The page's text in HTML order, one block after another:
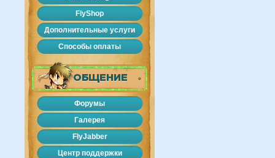
FlyShop
Дополнительные услуги
Способы оплаты
ОБЩЕНИЕ
Форумы
Галерея
FlyJabber
Центр поддержки